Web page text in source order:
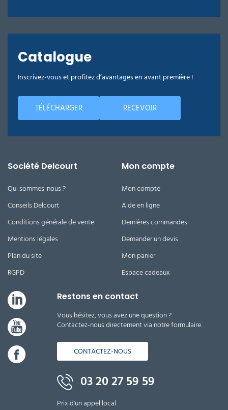
Catalogue
Inscrivez-vous et profitez d’avantages en avant première !
TÉLÉCHARGER RECEVOIR
Société Delcourt
Qui sommes-nous ?
Conseils Delcourt
Conditions générale de vente
Mentions légales
Plan du site
RGPD
Mon compte
Mon compte
Aide en ligne
Dernières commandes
Demander un devis
Mon panier
Espace cadeaux
Restons en contact
Vous hésitez, vous avez une question ?
Contactez-nous directement via notre formulaire.
CONTACTEZ-NOUS
03 20 27 59 59
Prix d'un appel local